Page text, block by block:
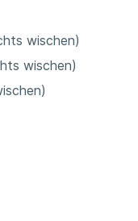
wischen)
wischen)